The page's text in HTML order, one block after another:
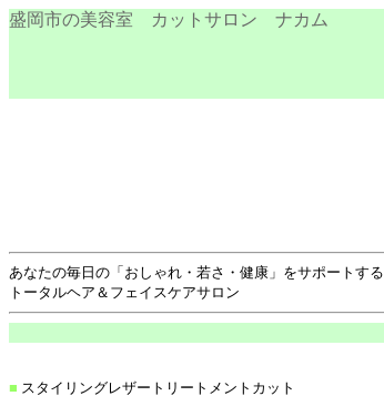
盛岡市の美容室 カットサロン ナカム
あなたの毎日の「おしゃれ・若さ・健康」をサポートする
トータルヘア＆フェイスケアサロン
■ スタイリングレザートリートメントカット